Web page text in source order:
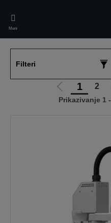
main
content
Meni
Filteri
Idi
na
1 2
Prikazivanje 1